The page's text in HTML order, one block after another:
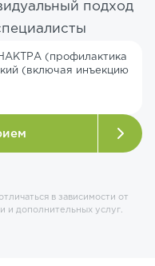
подход
вакцины,
строгих
(профилактика
(включая инъекцию
в зависимости от
и дополнительных услуг.